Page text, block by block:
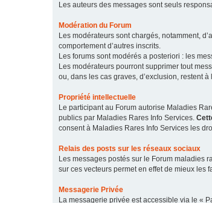
Les auteurs des messages sont seuls
Modération du Forum
Les modérateurs sont chargés, notamment,
comportement d’autres inscrits.
Les forums sont modérés a posteriori : les
Les modérateurs pourront supprimer tout
ou, dans les cas graves, d’exclusion, restent
Propriété intellectuelle
Le participant au Forum autorise Maladies
publics par Maladies Rares Info Services.
consent à Maladies Rares Info Services les
Relais des posts sur les réseaux sociaux
Les messages postés sur le Forum maladies
sur ces vecteurs permet en effet de mieux les
Messagerie Privée
La messagerie privée est accessible via le «